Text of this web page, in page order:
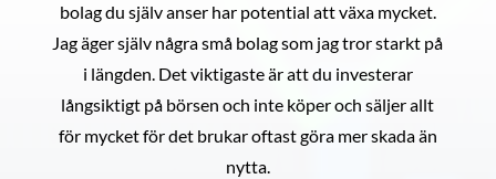
bolag du själv anser har potential att växa mycket.
Jag äger själv några små bolag som jag tror starkt på
i längden. Det viktigaste är att du investerar
långsiktigt på börsen och inte köper och säljer allt
för mycket för det brukar oftast göra mer skada än
nytta.